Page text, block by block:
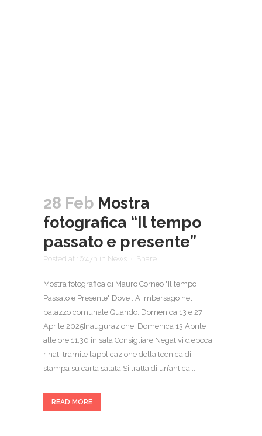
28 Feb Mostra
fotografica “Il tempo
passato e presente”
Posted at 16:47h in News Share
Mostra fotografica di Mauro Corneo "Il tempo
Passato e Presente" Dove : A Imbersago nel
palazzo comunale Quando: Domenica 13 e 27
Aprile 2025Inaugurazione: Domenica 13 Aprile
alle ore 11,30 in sala Consigliare Negativi d’epoca
rinati tramite l’applicazione della tecnica di
stampa su carta salata.Si tratta di un’antica...
READ MORE